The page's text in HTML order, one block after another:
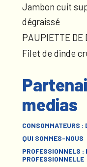
Jambon cuit
dégraissé
PAUPIETTE DE
Filet de dinde
medias
CONSOMMATEURS :
QUI SOMMES-NOUS
PROFESSIONNELS :
PROFESSIONNELLE